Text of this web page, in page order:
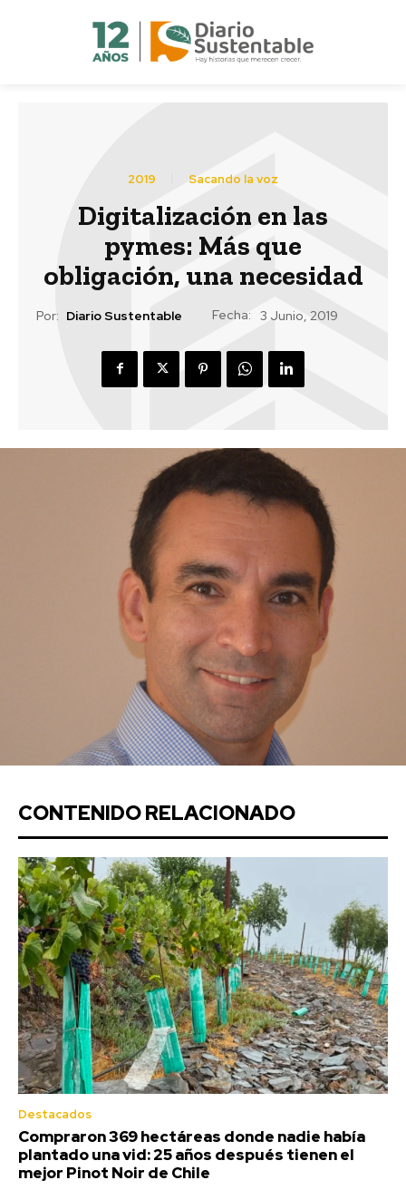
2019 Sacando la voz
Digitalización en las
pymes: Más que
obligación, una necesidad
Por: Diario Sustentable Fecha: 3 Junio, 2019
CONTENIDO RELACIONADO
Destacados
Compraron 369 hectáreas donde nadie había
plantado una vid: 25 años después tienen el
mejor Pinot Noir de Chile